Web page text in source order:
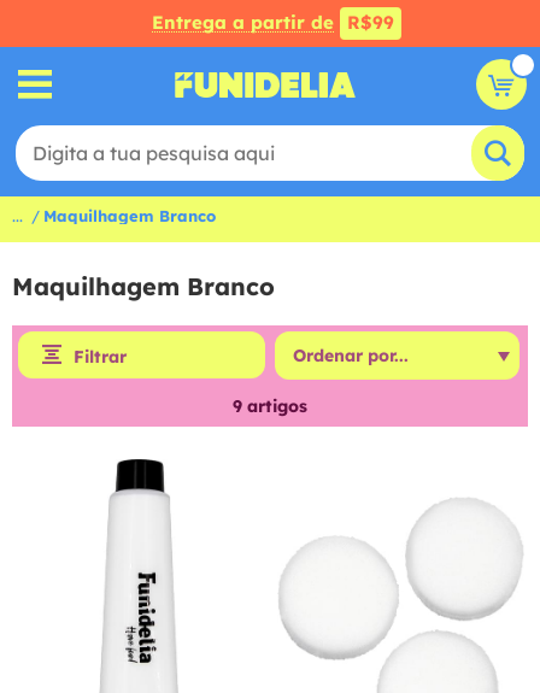
Entrega a partir de R$99
... Maquilhagem Branco
Maquilhagem Branco
Filtrar
9 artigos